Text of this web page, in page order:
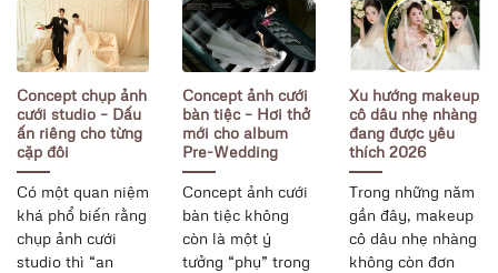
Concept chụp ảnh
cưới studio – Dấu
ấn riêng cho từng
cặp đôi
Có một quan niệm
khá phổ biến rằng
chụp ảnh cưới
studio thì “an
Concept ảnh cưới
bàn tiệc – Hơi thở
mới cho album
Pre-Wedding
Concept ảnh cưới
bàn tiệc không
còn là một ý
tưởng “phụ” trong
Xu hướng makeup
cô dâu nhẹ nhàng
đang được yêu
thích 2026
Trong những năm
gần đây, makeup
cô dâu nhẹ nhàng
không còn đơn